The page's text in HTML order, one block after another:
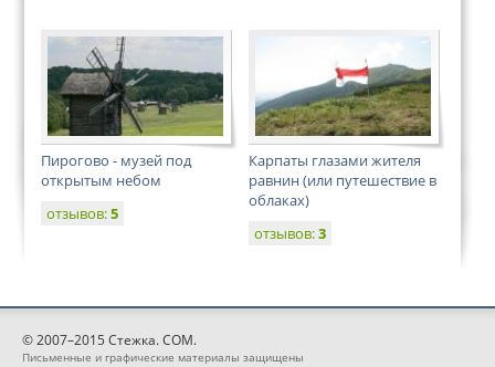
Пирогово - музей под
открытым небом
отзывов:5
Карпаты глазами жителя
равнин (или путешествие в
облаках)
отзывов:3
© 2007–2015 Стежка. COM.
Письменные и графические материалы защищены